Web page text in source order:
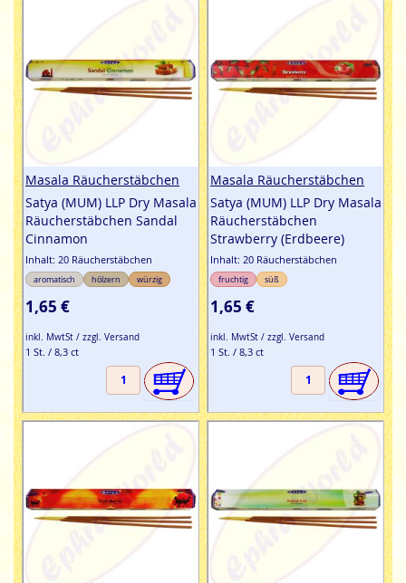
Masala Räucherstäbchen
Satya (MUM) LLP Dry Masala
Räucherstäbchen Sandal
Cinnamon
Inhalt: 20 Räucherstäbchen
aromatisch hölzern würzig
1,65 €
inkl. MwtSt / zzgl. Versand
1 St. / 8,3 ct
Masala Räucherstäbchen
Satya (MUM) LLP Dry Masala
Räucherstäbchen
Strawberry (Erdbeere)
Inhalt: 20 Räucherstäbchen
fruchtig süß
1,65 €
inkl. MwtSt / zzgl. Versand
1 St. / 8,3 ct